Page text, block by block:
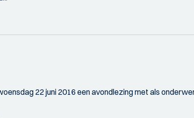
22 juni 2016 een avondlezing met als